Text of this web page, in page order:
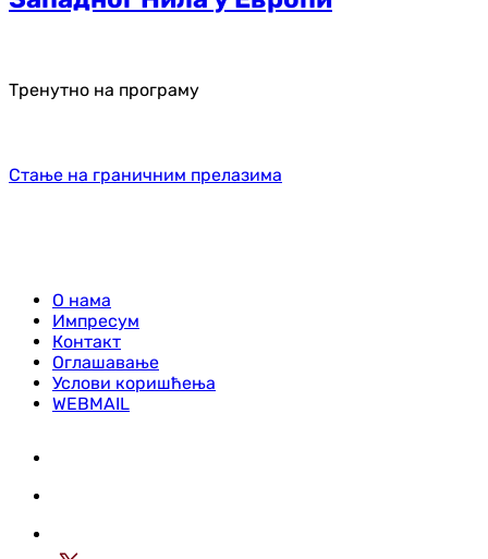
Тренутно на програму
Стање на граничним прелазима
О нама
Импресум
Контакт
Оглашавање
Услови коришћења
WEBMAIL